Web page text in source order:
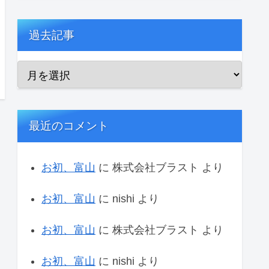
過去記事
最近のコメント
お初、富山 に 株式会社ブラスト より
お初、富山 に nishi より
お初、富山 に 株式会社ブラスト より
お初、富山 に nishi より